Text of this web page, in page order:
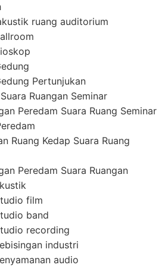
ruang auditorium
Pertunjukan
Ruangan Seminar
Peredam Suara Ruang Seminar
Ruang Kedap Suara Ruang
Peredam Suara Ruangan
film
band
recording
industri
audio